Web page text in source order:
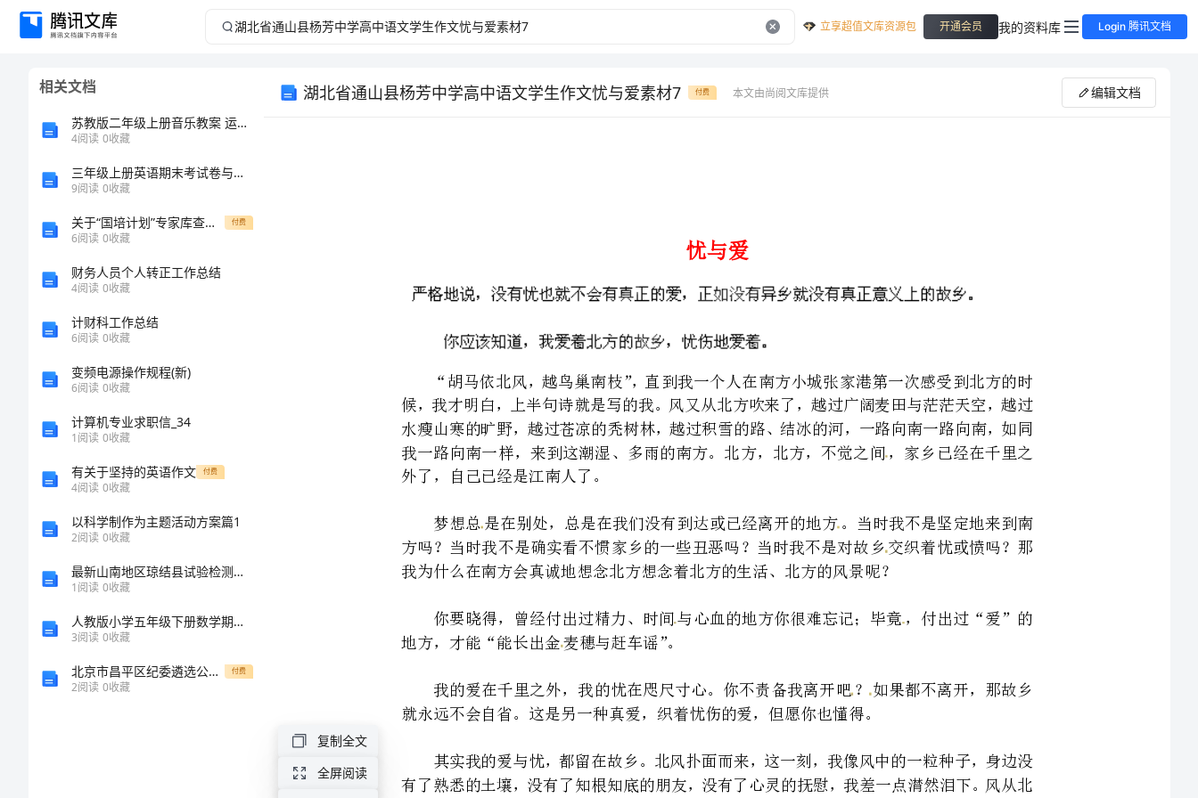
湖
立享超值文库资源包 开通会员 我的资料库 Login 腾讯文档
相关文档
苏教版二年级上册音乐教案 运动员进行曲 1
4阅读 0收藏
三年级上册英语期末考试卷与答案
9阅读 0收藏
关于“国培计划”专家库查询使用的说明 付费
6阅读 0收藏
财务人员个人转正工作总结
4阅读 0收藏
计财科工作总结
6阅读 0收藏
变频电源操作规程(新)
6阅读 0收藏
计算机专业求职信_34
1阅读 0收藏
有关于坚持的英语作文 付费
4阅读 0收藏
以科学制作为主题活动方案篇1
2阅读 0收藏
最新山南地区琼结县试验检测师之交通工程考试题库A4版
1阅读 0收藏
人教版小学五年级下册数学期末试卷含完整答案（夺冠系列）
3阅读 0收藏
北京市昌平区纪委遴选公务员面试真题及解析 付费
2阅读 0收藏
湖北省通山县杨芳中学高中语文学生作文忧与爱素材7 付费 本文由尚阅文库提供 编辑文档
家，小孩子们又在旷野中奔跑听着风声过耳盼望着春天到来。故乡的春天多美丽啊，只是我
你也明白，中国式的美学总是与愁思在一起，中国式的爱，也常常与泪水与忧伤交织无
尽。
“胡马依北风，越鸟巢南枝”，直到我一个人在南方小城张家港第一次感受到北方的时
外了，自己已经是江南人了。
梦想总是在别处，总是在我们没有到达或已经离开的地方。当时我不是坚定地来到南
方吗？当时我不是确实看不惯家乡的一些丑恶吗？当时我不是对故乡交织着忧或愤吗？那
我为什么在南方会真诚地想念北方想念着北方的生活、北方的风景呢？
我的爱在千里之外，我的忧在咫尺寸心。你不责备我离开吧？如果都不离开，那故乡
就永远不会自省。这是另一种真爱，织着忧伤的爱，但愿你也懂得。
有了熟悉的土壤，没有了知根知底的朋友，没有了心灵的抚慰，我差一点潸然泪下。风从北
又在寒风中抖动。阴霾掩来了吗？孩子的小手没有吹裂口子吧？
风从北方来，同样的风，吹着北方的友人，也吹着南方的我，他们想到我了吗？农村老
复制全文
全屏阅读